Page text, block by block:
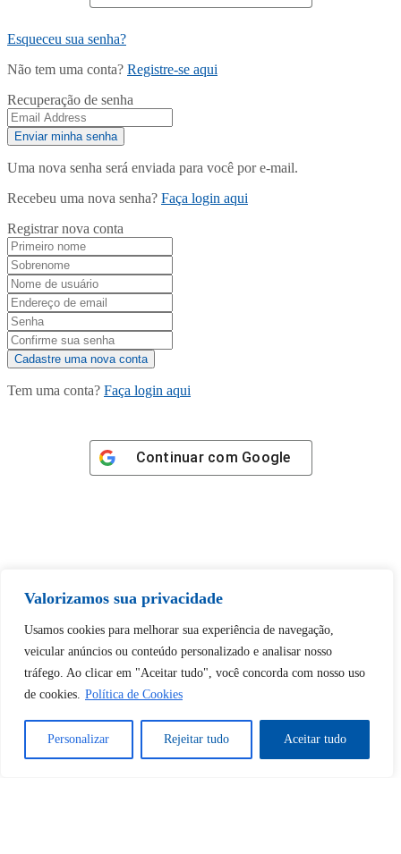
Valorizamos sua privacidade
Usamos cookies para melhorar sua experiência de navegação,
veicular anúncios ou conteúdo personalizado e analisar nosso
tráfego. Ao clicar em "Aceitar tudo", você concorda com nosso uso
de cookies. Política de Cookies
Personalizar Rejeitar tudo Aceitar tudo
Esqueceu sua senha?
Não tem uma conta? Registre-se aqui
Recuperação de senha
Uma nova senha será enviada para você por e-mail.
Recebeu uma nova senha? Faça login aqui
Registrar nova conta
Tem uma conta? Faça login aqui
Continuar com Google
desbloquear esta publicação?
Desbloquear esquerda : 0